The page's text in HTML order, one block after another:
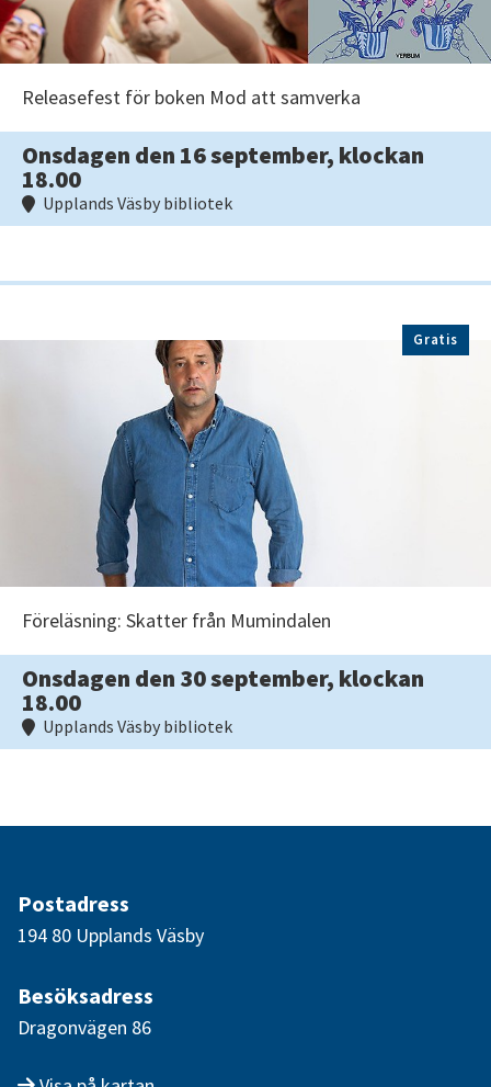
Releasefest för boken Mod att samverka
Onsdagen den 16 september, klockan
18.00
Upplands Väsby bibliotek
Gratis
Föreläsning: Skatter från Mumindalen
Onsdagen den 30 september, klockan
18.00
Upplands Väsby bibliotek
Postadress
194 80 Upplands Väsby
Besöksadress
Dragonvägen 86